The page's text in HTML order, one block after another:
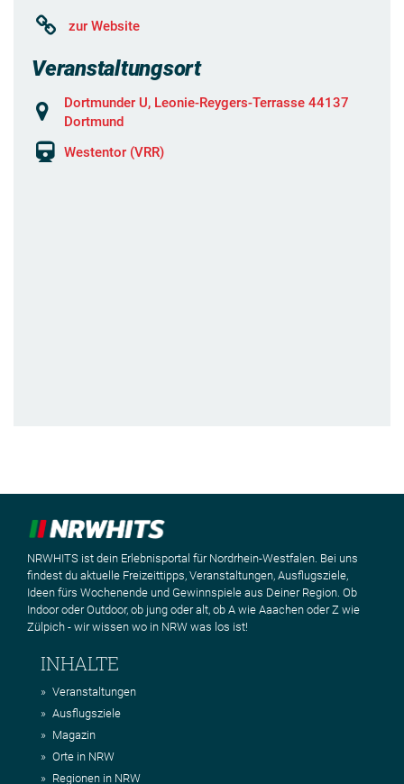
zur Website
Veranstaltungsort
Dortmunder U, Leonie-Reygers-Terrasse 44137
Dortmund
Westentor (VRR)
NRWHITS ist dein Erlebnisportal für Nordrhein-Westfalen. Bei uns
findest du aktuelle Freizeittipps, Veranstaltungen, Ausflugsziele,
Ideen fürs Wochenende und Gewinnspiele aus Deiner Region. Ob
Indoor oder Outdoor, ob jung oder alt, ob A wie Aaachen oder Z wie
Zülpich - wir wissen wo in NRW was los ist!
INHALTE
Veranstaltungen
Ausflugsziele
Magazin
Orte in NRW
Regionen in NRW